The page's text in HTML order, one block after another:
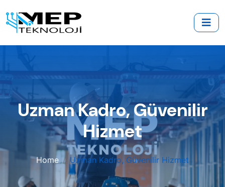
Uzman Kadro, Güvenilir
Hizmet
Home Uzman Kadro, Güvenilir Hizmet